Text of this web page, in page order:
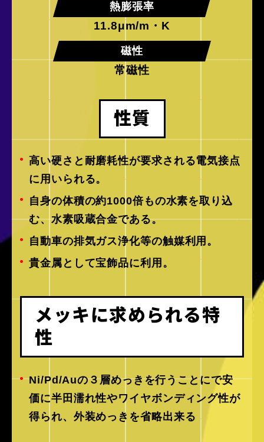
熱膨張率
11.8μm/m・K
磁性
常磁性
性質
高い硬さと耐磨耗性が要求される電気接点
に用いられる。
自身の体積の約1000倍もの水素を取り込
む、水素吸蔵合金である。
自動車の排気ガス浄化等の触媒利用。
貴金属として宝飾品に利用。
メッキに求められる特
性
Ni/Pd/Auの３層めっきを行うことにで安
価に半田濡れ性やワイヤボンディング性が
得られ、外装めっきを省略出来る